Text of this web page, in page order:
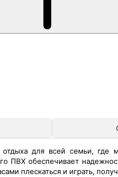
для всей семьи, где
ПВХ обеспечивает
плескаться и играть,